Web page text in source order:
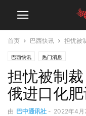
首页 巴西快讯 担忧被
巴西快讯 热门消息
担忧被制
俄进口化
由 巴中通讯社 - 2022年4月